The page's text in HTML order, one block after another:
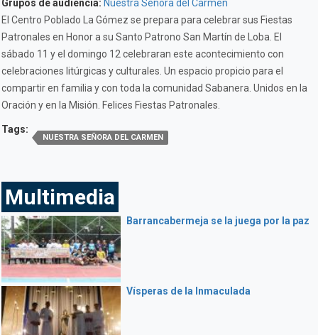
Grupos de audiencia: Nuestra Señora del Carmen
El Centro Poblado La Gómez se prepara para celebrar sus Fiestas
Patronales en Honor a su Santo Patrono San Martín de Loba. El
sábado 11 y el domingo 12 celebraran este acontecimiento con
celebraciones litúrgicas y culturales. Un espacio propicio para el
compartir en familia y con toda la comunidad Sabanera. Unidos en la
Oración y en la Misión. Felices Fiestas Patronales.
Tags:
NUESTRA SEÑORA DEL CARMEN
Multimedia
Barrancabermeja se la juega por la paz
Vísperas de la Inmaculada